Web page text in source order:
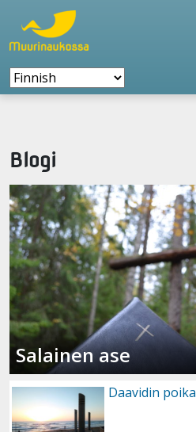
Blogi
Salainen ase
Daavidin poika